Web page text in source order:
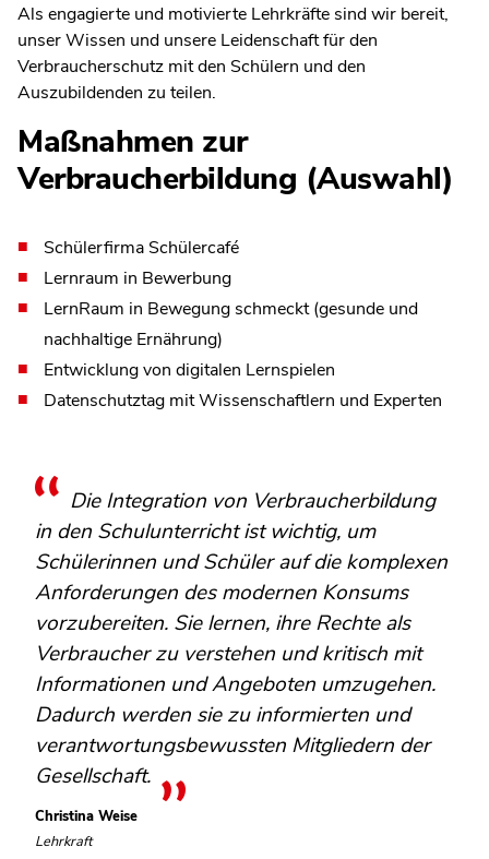
Als engagierte und motivierte Lehrkräfte sind wir bereit,
unser Wissen und unsere Leidenschaft für den
Verbraucherschutz mit den Schülern und den
Auszubildenden zu teilen.
Maßnahmen zur
Verbraucherbildung (Auswahl)
Schülerfirma Schülercafé
Lernraum in Bewerbung
LernRaum in Bewegung schmeckt (gesunde und
nachhaltige Ernährung)
Entwicklung von digitalen Lernspielen
Datenschutztag mit Wissenschaftlern und Experten
Die Integration von Verbraucherbildung
in den Schulunterricht ist wichtig, um
Schülerinnen und Schüler auf die komplexen
Anforderungen des modernen Konsums
vorzubereiten. Sie lernen, ihre Rechte als
Verbraucher zu verstehen und kritisch mit
Informationen und Angeboten umzugehen.
Dadurch werden sie zu informierten und
verantwortungsbewussten Mitgliedern der
Gesellschaft.
Christina Weise
Lehrkraft